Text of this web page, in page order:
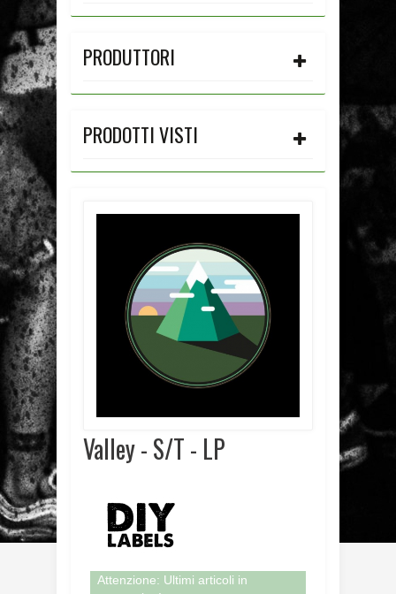
PRODUTTORI
PRODOTTI VISTI
Valley - S/T - LP
Attenzione: Ultimi articoli in